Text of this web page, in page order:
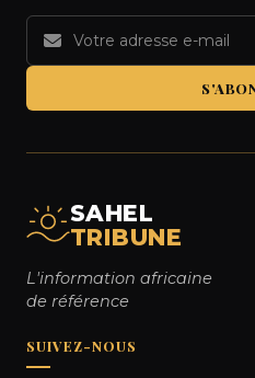
SAHEL
TRIBUNE
L'information africaine
de référence
SUIVEZ-NOUS